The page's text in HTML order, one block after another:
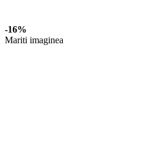
-16%
Mariti imaginea